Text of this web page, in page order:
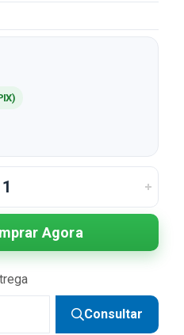
Agora
Consultar